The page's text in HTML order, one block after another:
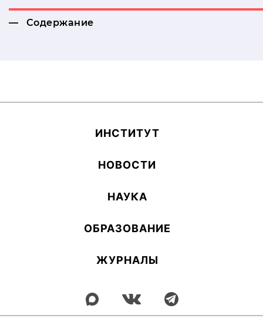
Содержание
ИН­СТИ­ТУТ
НОВОСТИ
НАУКА
ОБ­РА­ЗОВА­НИЕ
ЖУРНАЛЫ